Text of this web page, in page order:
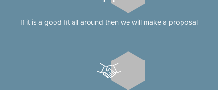
If it is a good fit all around then we will make a proposal